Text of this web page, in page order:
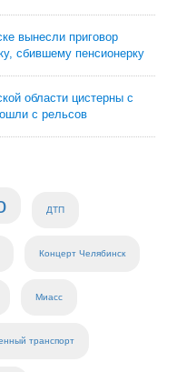
вынесли приговор
сбившему пенсионерку
области цистерны с
с рельсов
ДТП
Концерт Челябинск
Миасс
транспорт